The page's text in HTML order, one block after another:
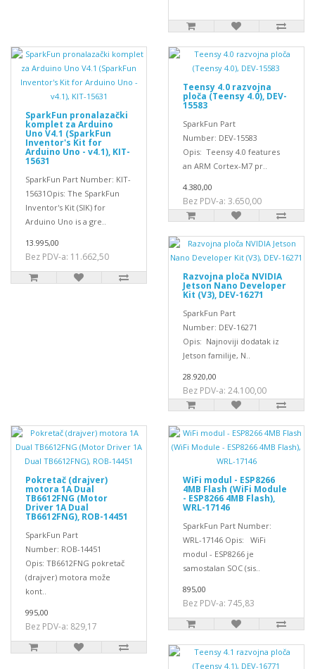
SparkFun pronalazački
komplet za Arduino
Uno V4.1 (SparkFun
Inventor's Kit for
Arduino Uno - v4.1), KIT-
15631
SparkFun Part Number: KIT-
15631Opis: The SparkFun
Inventor's Kit (SIK) for
Arduino Uno is a gre..
13.995,00
Bez PDV-a: 11.662,50
Teensy 4.0 razvojna
ploča (Teensy 4.0), DEV-
15583
SparkFun Part
Number: DEV-15583
Opis: Teensy 4.0 features
an ARM Cortex-M7 pr..
4.380,00
Bez PDV-a: 3.650,00
Razvojna ploča NVIDIA
Jetson Nano Developer
Kit (V3), DEV-16271
SparkFun Part
Number: DEV-16271
Opis: Najnoviji dodatak iz
Jetson familije, N..
28.920,00
Bez PDV-a: 24.100,00
Pokretač (drajver)
motora 1A Dual
TB6612FNG (Motor
Driver 1A Dual
TB6612FNG), ROB-14451
SparkFun Part
Number: ROB-14451
Opis: TB6612FNG pokretač
(drajver) motora može
kont..
995,00
Bez PDV-a: 829,17
WiFi modul - ESP8266
4MB Flash (WiFi Module
- ESP8266 4MB Flash),
WRL-17146
SparkFun Part Number:
WRL-17146 Opis: WiFi
modul - ESP8266 je
samostalan SOC (sis..
895,00
Bez PDV-a: 745,83